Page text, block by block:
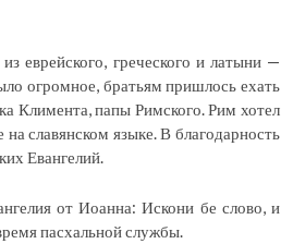
еврейского, греческого и латыни —
огромное, братьям пришлось ехать
Климента, папы Римского. Рим хотел
славянском языке. В благодарность
Евангелий.
от Иоанна: Искони бе слово, и
пасхальной службы.